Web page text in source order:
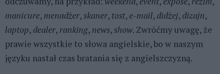
manicure, menadżer,skaner, tost, e-mail, didżej, dizajn,
laptop, dealer, ranking, news,show. Zwróćmy uwagę, że
prawie wszystkie to słowa angielskie, bo w naszym
języku nastał czas bratania się z angielszczyzną.